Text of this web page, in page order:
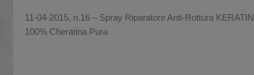
11-04-2015, n.16 – Spray Riparatore Anti-Rottura KERATIN
100% Cheratina Pura